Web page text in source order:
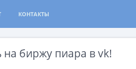
КОНТАКТЫ
биржу пиара в vk!